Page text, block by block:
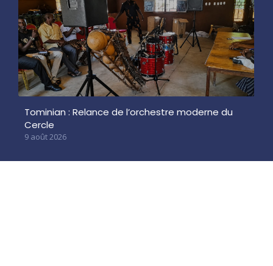
Tominian : Relance de l’orchestre moderne du
Cercle
9 août 2026